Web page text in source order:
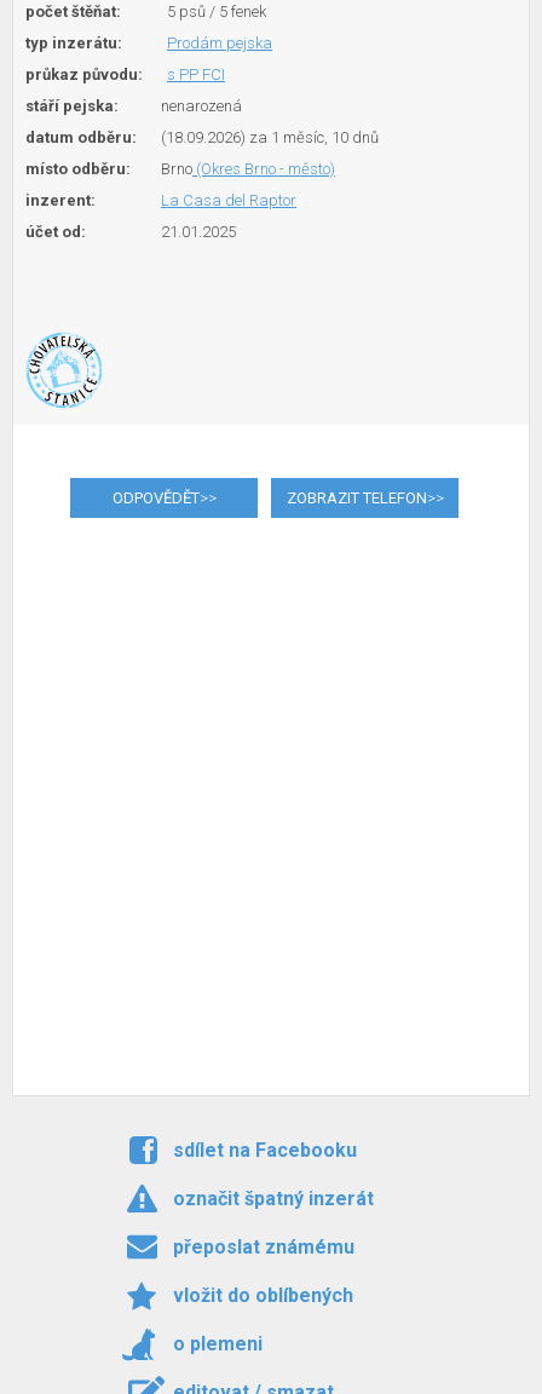
počet štěňat:
5 psů / 5 fenek
typ inzerátu:
Prodám pejska
průkaz původu:
s PP FCI
stáří pejska:
nenarozená
datum odběru:
(18.09.2026) za 1 měsíc, 10 dnů
místo odběru:
Brno (Okres Brno - město)
inzerent:
La Casa del Raptor
účet od:
21.01.2025
ODPOVĚDĚT>> ZOBRAZIT TELEFON>>
sdílet na Facebooku
označit špatný inzerát
přeposlat známému
vložit do oblíbených
o plemeni